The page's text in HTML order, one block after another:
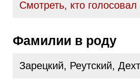
Cмотреть, кто голосовал
Фамилии в роду
Зарецкий, Реутский,